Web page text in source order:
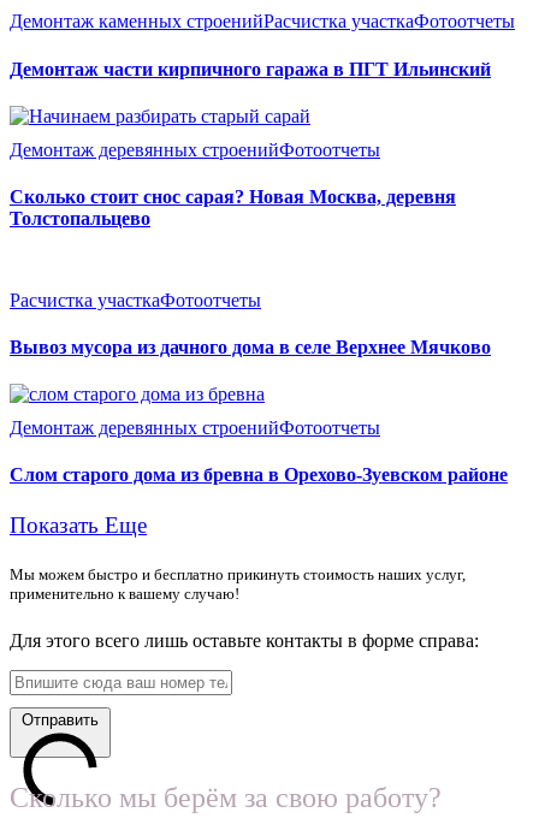
Демонтаж каменных строенийРасчистка участкаФотоотчеты
Демонтаж части кирпичного гаража в ПГТ Ильинский
Демонтаж деревянных строенийФотоотчеты
Сколько стоит снос сарая? Новая Москва, деревня
Толстопальцево
Расчистка участкаФотоотчеты
Вывоз мусора из дачного дома в селе Верхнее Мячково
Демонтаж деревянных строенийФотоотчеты
Слом старого дома из бревна в Орехово-Зуевском районе
Показать Еще
Мы можем быстро и бесплатно прикинуть стоимость наших услуг,
применительно к вашему случаю!
Для этого всего лишь оставьте контакты в форме справа:
Отправить
Сколько мы берём за свою работу?